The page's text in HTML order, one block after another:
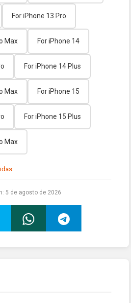
For iPhone 13 Pro
Max For iPhone 14
For iPhone 14 Plus
Max For iPhone 15
For iPhone 15 Plus
Max
5 de agosto de 2026